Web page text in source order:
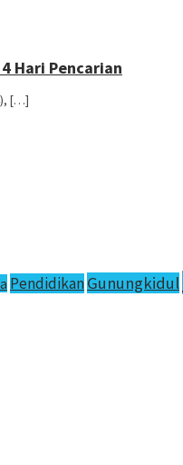
Hari Pencarian
[…]
PendidikanGunungkidul